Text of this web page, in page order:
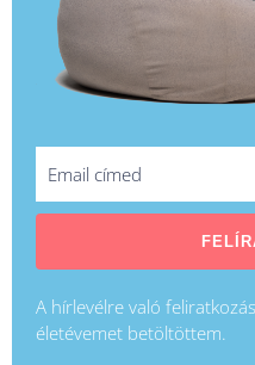
A hírlevélre való
életévemet betöltöttem.